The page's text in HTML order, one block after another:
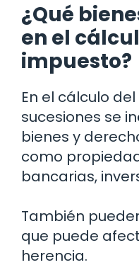
¿Qué
en el
impuesto?
En el cálculo
sucesiones se
bienes y
como
bancarias,
También
que puede
herencia.